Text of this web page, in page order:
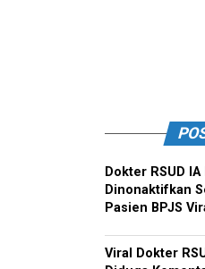
Dokter RSUD
Dinonaktifkan
Pasien BPJS
Viral Dokter